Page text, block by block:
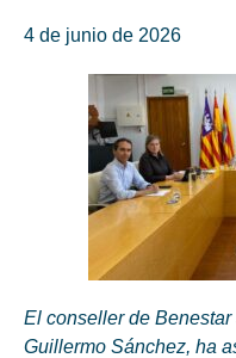
4 de junio de 2026
El conseller de
Guillermo Sánchez, ha